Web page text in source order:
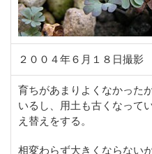
２００４年６月１８日撮影
育ちがあまりよくなかった
いるし、用土も古くなって
え替えをする。
相変わらず大きくならない